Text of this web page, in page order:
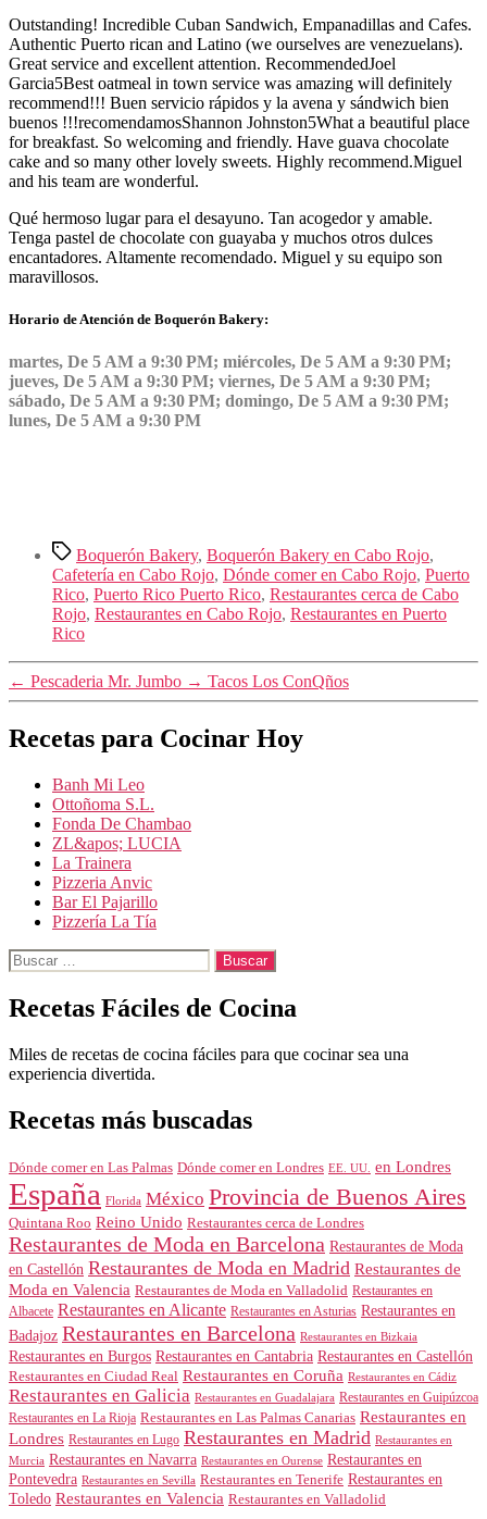
Outstanding! Incredible Cuban Sandwich, Empanadillas and Cafes.
Authentic Puerto rican and Latino (we ourselves are venezuelans).
Great service and excellent attention. RecommendedJoel
Garcia5Best oatmeal in town service was amazing will definitely
recommend!!! Buen servicio rápidos y la avena y sándwich bien
buenos !!!recomendamosShannon Johnston5What a beautiful place
for breakfast. So welcoming and friendly. Have guava chocolate
cake and so many other lovely sweets. Highly recommend.Miguel
and his team are wonderful.
Qué hermoso lugar para el desayuno. Tan acogedor y amable.
Tenga pastel de chocolate con guayaba y muchos otros dulces
encantadores. Altamente recomendado. Miguel y su equipo son
maravillosos.
Horario de Atención de Boquerón Bakery:
martes, De 5 AM a 9:30 PM; miércoles, De 5 AM a 9:30 PM;
jueves, De 5 AM a 9:30 PM; viernes, De 5 AM a 9:30 PM;
sábado, De 5 AM a 9:30 PM; domingo, De 5 AM a 9:30 PM;
lunes, De 5 AM a 9:30 PM
Etiquetas
Boquerón Bakery, Boquerón Bakery en Cabo Rojo,
Cafetería en Cabo Rojo, Dónde comer en Cabo Rojo, Puerto
Rico, Puerto Rico Puerto Rico, Restaurantes cerca de Cabo
Rojo, Restaurantes en Cabo Rojo, Restaurantes en Puerto
Rico
← Pescaderia Mr. Jumbo → Tacos Los ConQños
Recetas para Cocinar Hoy
Banh Mi Leo
Ottoñoma S.L.
Fonda De Chambao
ZL&apos; LUCIA
La Trainera
Pizzeria Anvic
Bar El Pajarillo
Pizzería La Tía
Buscar:
Recetas Fáciles de Cocina
Miles de recetas de cocina fáciles para que cocinar sea una
experiencia divertida.
Recetas más buscadas
Dónde comer en Las Palmas Dónde comer en Londres EE. UU. en Londres
España Florida México Provincia de Buenos Aires
Quintana Roo Reino Unido Restaurantes cerca de Londres
Restaurantes de Moda en Barcelona Restaurantes de Moda
en Castellón Restaurantes de Moda en Madrid Restaurantes de
Moda en Valencia Restaurantes de Moda en Valladolid Restaurantes en
Albacete Restaurantes en Alicante Restaurantes en Asturias Restaurantes en
Badajoz Restaurantes en Barcelona Restaurantes en Bizkaia
Restaurantes en Burgos Restaurantes en Cantabria Restaurantes en Castellón
Restaurantes en Ciudad Real Restaurantes en Coruña Restaurantes en Cádiz
Restaurantes en Galicia Restaurantes en Guadalajara Restaurantes en Guipúzcoa
Restaurantes en La Rioja Restaurantes en Las Palmas Canarias Restaurantes en
Londres Restaurantes en Lugo Restaurantes en Madrid Restaurantes en
Murcia Restaurantes en Navarra Restaurantes en Ourense Restaurantes en
Pontevedra Restaurantes en Sevilla Restaurantes en Tenerife Restaurantes en
Toledo Restaurantes en Valencia Restaurantes en Valladolid